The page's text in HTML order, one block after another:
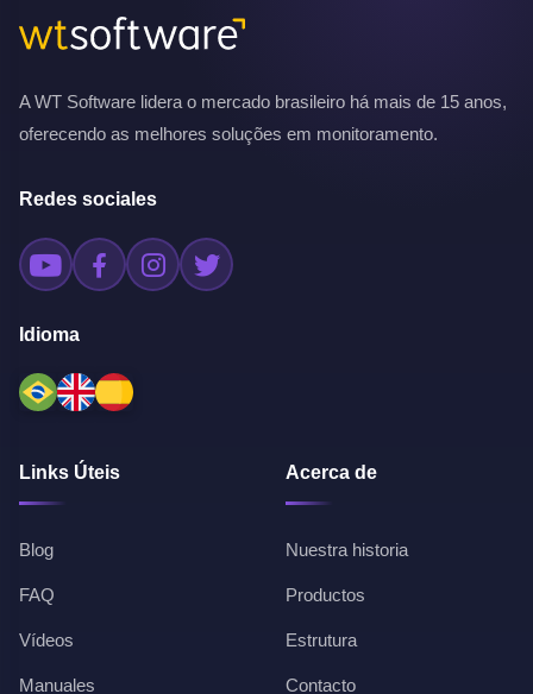
A WT Software lidera o mercado brasileiro há mais de 15 anos,
oferecendo as melhores soluções em monitoramento.
Redes sociales
Idioma
Links Úteis
Blog
FAQ
Vídeos
Manuales
Acerca de
Nuestra historia
Productos
Estrutura
Contacto